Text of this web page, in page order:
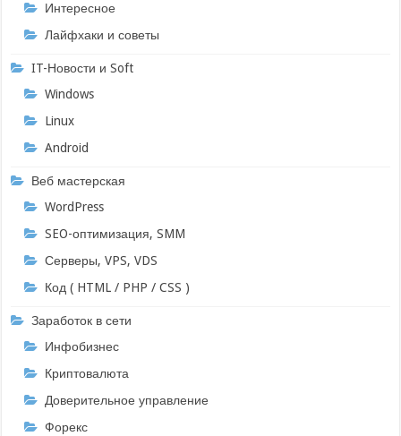
Интересное
Лайфхаки и советы
IT-Новости и Soft
Windows
Linux
Android
Веб мастерская
WordPress
SEO-оптимизация, SMM
Серверы, VPS, VDS
Код ( HTML / PHP / CSS )
Заработок в сети
Инфобизнес
Криптовалюта
Доверительное управление
Форекс